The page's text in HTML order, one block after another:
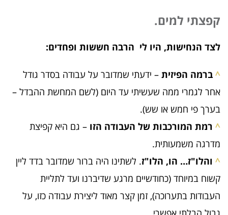
קפצתי למים.
לצד הנחישות, היו לי הרבה חששות ופחדים:
^ ברמה הפיזית – ידעתי שמדובר על עבודה בסדר גודל
אחר לגמרי ממה שעשיתי עד היום (לשם המחשת ההבדל –
בערך פי חמש או שש).
^ רמת המורכבות של העבודה הזו – גם היא קפיצת
מדרגה משמעותית.
^ והלו"ז… הו, הלו"ז. לשתינו היה ברור שמדובר בדד ליין
קשוח במיוחד (כחודשיים מרגע שדיברנו ועד לתליית
העבודות בתערוכה), זמן קצר מאוד ליצירת עבודה כזו, על